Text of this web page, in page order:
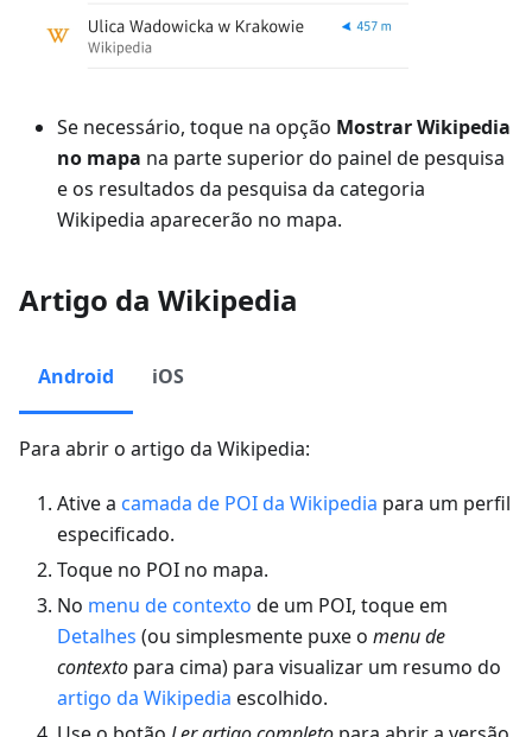
Se necessário, toque na opção Mostrar Wikipedia
no mapa na parte superior do painel de pesquisa
e os resultados da pesquisa da categoria
Wikipedia aparecerão no mapa.
Artigo da Wikipedia
Android iOS
Para abrir o artigo da Wikipedia:
Ative a camada de POI da Wikipedia para um perfil
especificado.
Toque no POI no mapa.
No menu de contexto de um POI, toque em
Detalhes (ou simplesmente puxe o menu de
contexto para cima) para visualizar um resumo do
artigo da Wikipedia escolhido.